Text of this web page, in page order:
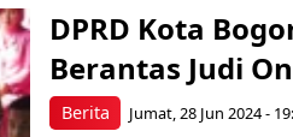
Berita
DPRD Kota
Berantas Judi
Jumat, 28 Jun 2024 -